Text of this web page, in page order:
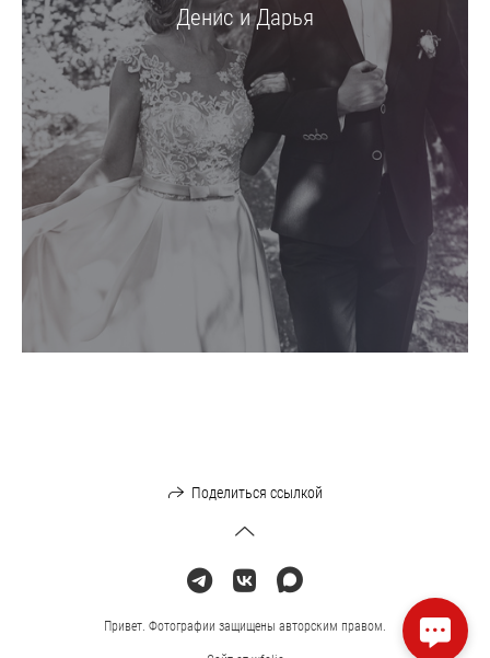
Денис и Дарья
Поделиться ссылкой
Привет. Фотографии защищены авторским правом.